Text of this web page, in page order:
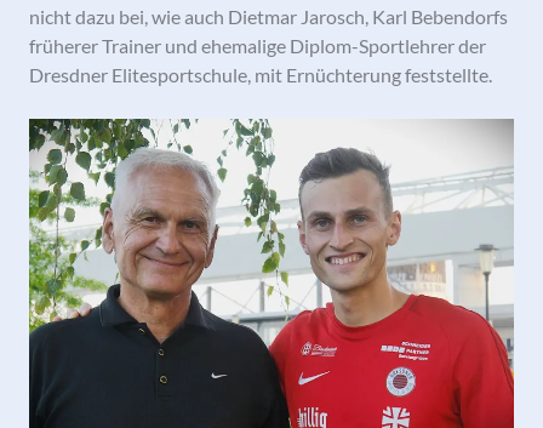
nicht dazu bei, wie auch Dietmar Jarosch, Karl Bebendorfs
früherer Trainer und ehemalige Diplom-Sportlehrer der
Dresdner Elitesportschule, mit Ernüchterung feststellte.